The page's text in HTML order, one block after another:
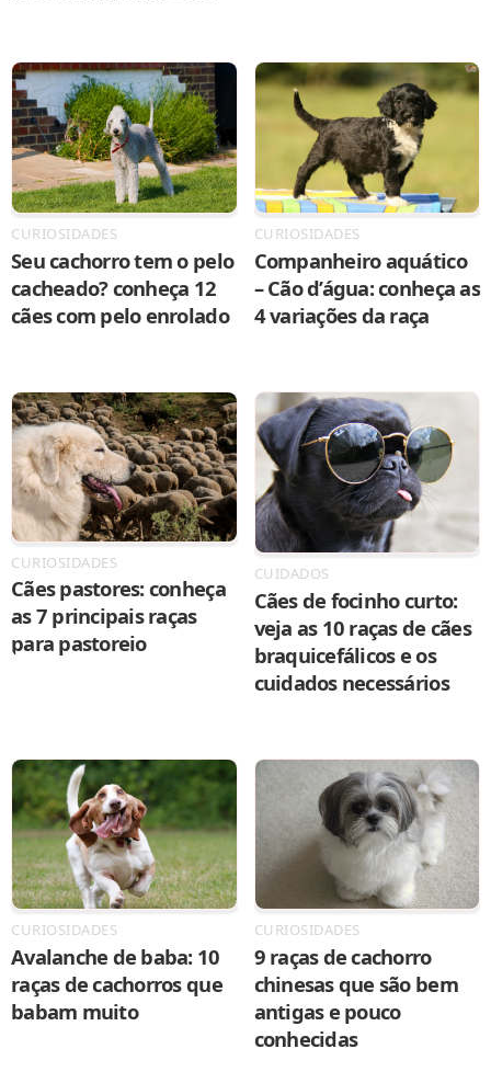
CURIOSIDADES
Seu cachorro tem o pelo
cacheado? conheça 12
cães com pelo enrolado
CURIOSIDADES
Companheiro aquático
– Cão d’água: conheça as
4 variações da raça
CURIOSIDADES
Cães pastores: conheça
as 7 principais raças
para pastoreio
CUIDADOS
Cães de focinho curto:
veja as 10 raças de cães
braquicefálicos e os
cuidados necessários
CURIOSIDADES
Avalanche de baba: 10
raças de cachorros que
babam muito
CURIOSIDADES
9 raças de cachorro
chinesas que são bem
antigas e pouco
conhecidas